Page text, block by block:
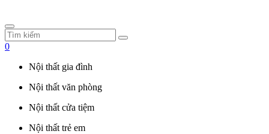
0
Nội thất gia đình
Nội thất văn phòng
Nội thất cửa tiệm
Nội thất trẻ em